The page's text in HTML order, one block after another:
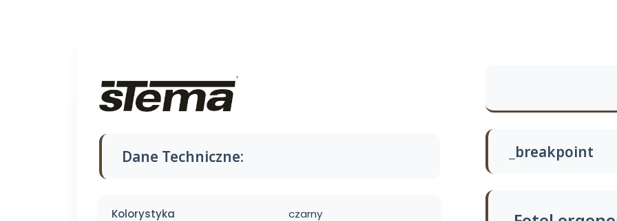
Dane Techniczne:
Kolorystyka czarny
_breakpoint